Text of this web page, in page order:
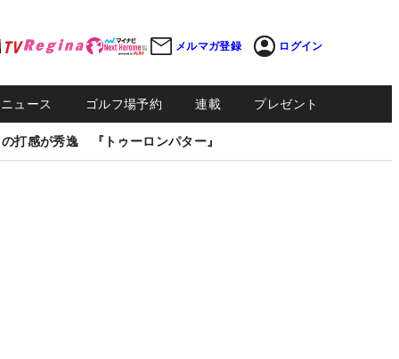
メルマガ登録 ログイン
ュース ゴルフ場予約 連載 プレゼント
打感が秀逸 『トゥーロンパター』